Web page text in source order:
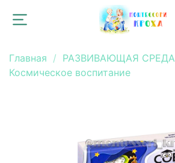
Главная РАЗВИВАЮЩАЯ СРЕДА
Космическое воспитание